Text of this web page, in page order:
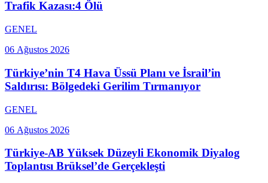
Trafik Kazası:4 Ölü
GENEL
06 Ağustos 2026
Türkiye’nin T4 Hava Üssü Planı ve İsrail’in
Saldırısı: Bölgedeki Gerilim Tırmanıyor
GENEL
06 Ağustos 2026
Türkiye-AB Yüksek Düzeyli Ekonomik Diyalog
Toplantısı Brüksel’de Gerçekleşti